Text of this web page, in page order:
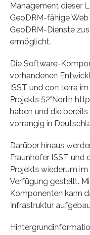
Management dieser
GeoDRM-fähige
GeoDRM-Dienste
ermöglicht.
Die Software-
vorhandenen
ISST und con terra
Projekts 52°North
haben und die
vorrangig in
Darüber hinaus
Fraunhofer ISST und
Projekts wiederum
Verfügung gestellt.
Komponenten kann
Infrastruktur